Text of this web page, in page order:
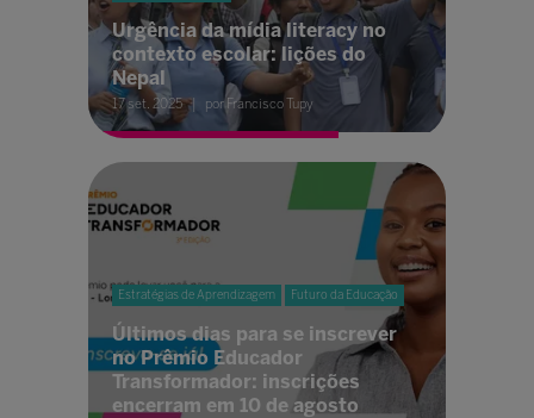
Urgência da mídia literacy no
contexto escolar: lições do
Nepal
17 set. 2025 por Francisco Tupy
Estratégias de Aprendizagem Futuro da Educação
Últimos dias para se inscrever
no Prêmio Educador
Transformador: inscrições
encerram em 10 de agosto